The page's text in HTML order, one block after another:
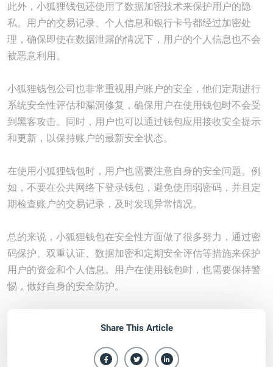
此外，小狐狸钱包还使用了数据加密技术来保护用户的隐
私。用户的交易记录、个人信息和银行卡号都经过加密处
理，确保即使在数据泄露的情况下，用户的个人信息也不会
被恶意利用。
小狐狸钱包公司也非常重视用户账户的安全，他们定期进行
系统安全性评估和漏洞修复，确保用户在使用钱包时不会受
到黑客攻击。同时，用户也可以通过钱包应用接收安全提示
和更新，以保持账户的最新安全状态。
在使用小狐狸钱包时，用户也需要注意自身的安全问题。例
如，不要在公共网络下登录钱包，避免使用弱密码，并且定
期检查账户的交易记录，及时发现异常情况。
总的来说，小狐狸钱包在安全性方面做了很多努力，通过密
码保护、双重认证、数据加密和定期安全评估等措施来保护
用户的资金和个人信息。用户在使用钱包时，也需要保持警
惕，做好自身的安全防护。
Share This Article